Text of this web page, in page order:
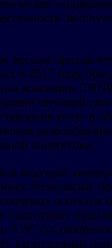
восьми
в 2017 году,
компании
услуг в
энергетики.
ведущий
технологий,
аспектов
подготовку
АЭС (i-
капитальный